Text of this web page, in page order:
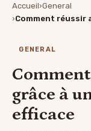
Accueil General
GENERAL
grâce à
efficace